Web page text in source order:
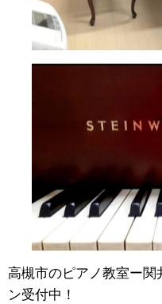
高槻市のピアノ教室ー関
ン受付中！